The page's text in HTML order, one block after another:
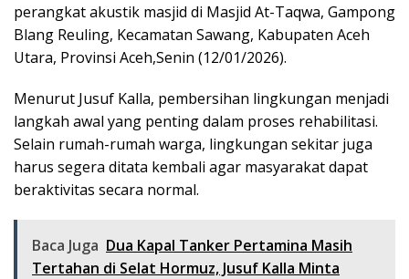
perangkat akustik masjid di Masjid At-Taqwa, Gampong
Blang Reuling, Kecamatan Sawang, Kabupaten Aceh
Utara, Provinsi Aceh,Senin (12/01/2026).
Menurut Jusuf Kalla, pembersihan lingkungan menjadi
langkah awal yang penting dalam proses rehabilitasi.
Selain rumah-rumah warga, lingkungan sekitar juga
harus segera ditata kembali agar masyarakat dapat
beraktivitas secara normal.
Baca Juga Dua Kapal Tanker Pertamina Masih
Tertahan di Selat Hormuz, Jusuf Kalla Minta